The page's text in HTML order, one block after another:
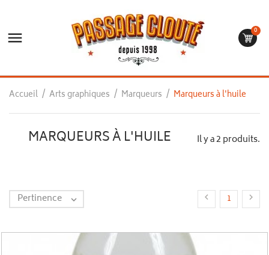
 0
Accueil Arts graphiques Marqueurs Marqueurs à l'huile
MARQUEURS À L'HUILE Il y a 2 produits.
Pertinence   1 